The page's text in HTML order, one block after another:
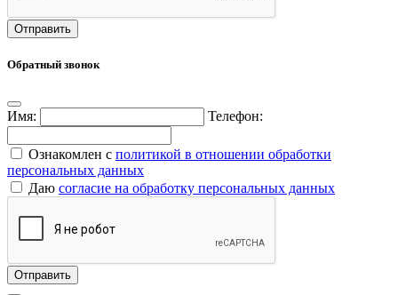
Обратный звонок
Имя: Телефон:
Ознакомлен с политикой в отношении обработки
персональных данных
Даю согласие на обработку персональных данных